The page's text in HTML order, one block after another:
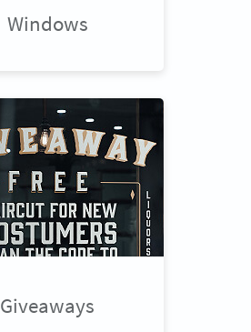
Windows
Giveaways